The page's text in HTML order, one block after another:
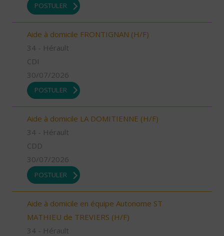
POSTULER
Aide à domicile FRONTIGNAN (H/F)
34 - Hérault
CDI
30/07/2026
POSTULER
Aide à domicile LA DOMITIENNE (H/F)
34 - Hérault
CDD
30/07/2026
POSTULER
Aide à domicile en équipe Autonome ST
MATHIEU de TREVIERS (H/F)
34 - Hérault